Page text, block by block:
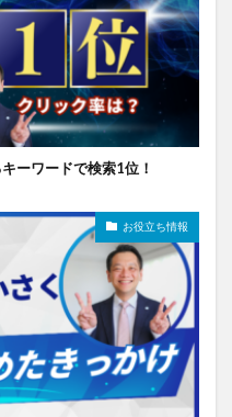
ーワードで検索1位！
お役立ち情報